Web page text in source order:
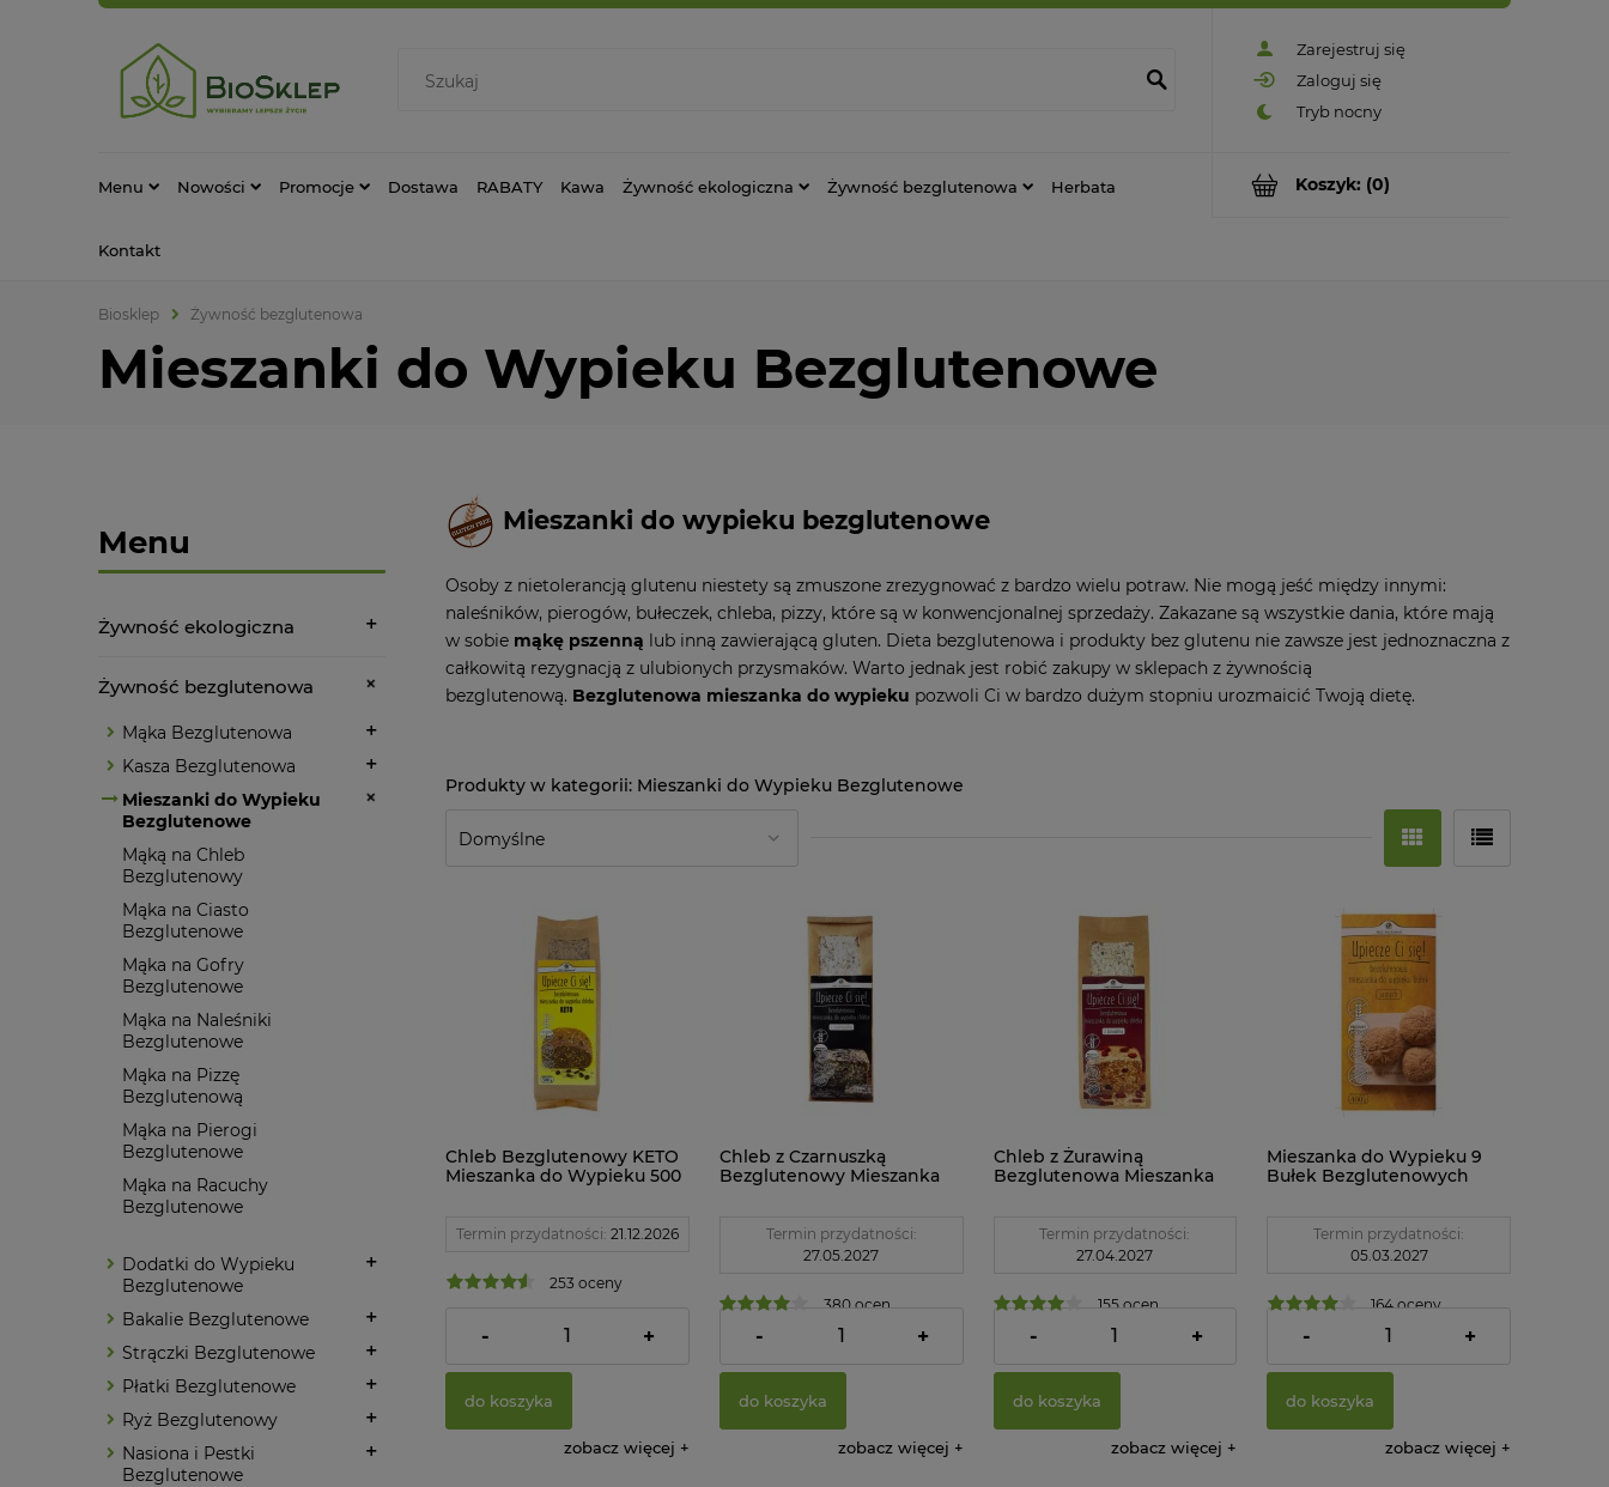
Zarejestruj się
Zaloguj się
Koszyk: (0)
Menu Nowości Promocje Dostawa RABATY Kawa Żywność ekologiczna Żywność bezglutenowa Herbata
Kontakt
Biosklep Żywność bezglutenowa
Mieszanki do Wypieku Bezglutenowe
Menu
Żywność ekologiczna
Żywność bezglutenowa
Mąka Bezglutenowa
Kasza Bezglutenowa
Mieszanki do Wypieku
Bezglutenowe
Mąką na Chleb
Bezglutenowy
Mąka na Ciasto
Bezglutenowe
Mąka na Gofry
Bezglutenowe
Mąka na Naleśniki
Bezglutenowe
Mąka na Pizzę
Bezglutenową
Mąka na Pierogi
Bezglutenowe
Mąka na Racuchy
Bezglutenowe
Dodatki do Wypieku
Bezglutenowe
Bakalie Bezglutenowe
Strączki Bezglutenowe
Płatki Bezglutenowe
Ryż Bezglutenowy
Nasiona i Pestki
Bezglutenowe
Mieszanki do wypieku bezglutenowe
Osoby z nietolerancją glutenu niestety są zmuszone zrezygnować z bardzo wielu potraw. Nie mogą jeść między innymi:
naleśników, pierogów, bułeczek, chleba, pizzy, które są w konwencjonalnej sprzedaży. Zakazane są wszystkie dania, które mają
w sobie mąkę pszenną lub inną zawierającą gluten. Dieta bezglutenowa i produkty bez glutenu nie zawsze jest jednoznaczna z
całkowitą rezygnacją z ulubionych przysmaków. Warto jednak jest robić zakupy w sklepach z żywnością
bezglutenową. Bezglutenowa mieszanka do wypieku pozwoli Ci w bardzo dużym stopniu urozmaicić Twoją dietę.
Mieszanki do Wypieku Bezglutenowe
Chleb Bezglutenowy KETO
Mieszanka do Wypieku 500
Termin przydatności: 21.12.2026
253 oceny
25,03 zł
- +
do koszyka
zobacz więcej
Chleb z Czarnuszką
Bezglutenowy Mieszanka
Termin przydatności:
27.05.2027
380 ocen
20,32 zł
- +
do koszyka
zobacz więcej
Chleb z Żurawiną
Bezglutenowa Mieszanka
Termin przydatności:
27.04.2027
155 ocen
21,43 zł
- +
do koszyka
zobacz więcej
Mieszanka do Wypieku 9
Bułek Bezglutenowych
Termin przydatności:
05.03.2027
164 oceny
17,70 zł
- +
do koszyka
zobacz więcej